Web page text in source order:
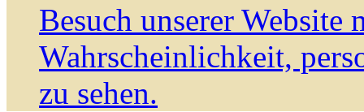
Besuch unserer Website
Wahrscheinlichkeit,
zu sehen.